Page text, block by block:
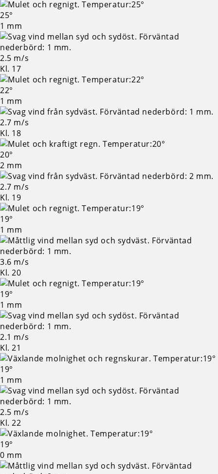
25°
1 mm
2.5 m/s
Kl. 17
22°
1 mm
2.7 m/s
Kl. 18
20°
2 mm
2.7 m/s
Kl. 19
19°
1 mm
3.6 m/s
Kl. 20
19°
1 mm
2.1 m/s
Kl. 21
19°
1 mm
2.5 m/s
Kl. 22
19°
0 mm